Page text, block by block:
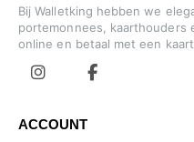
Bij Walletking hebben we
portemonnees, kaarthouders
online en betaal met een
ACCOUNT